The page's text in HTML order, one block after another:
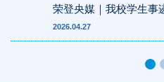
荣登央媒｜我校学生事
2026.04.27